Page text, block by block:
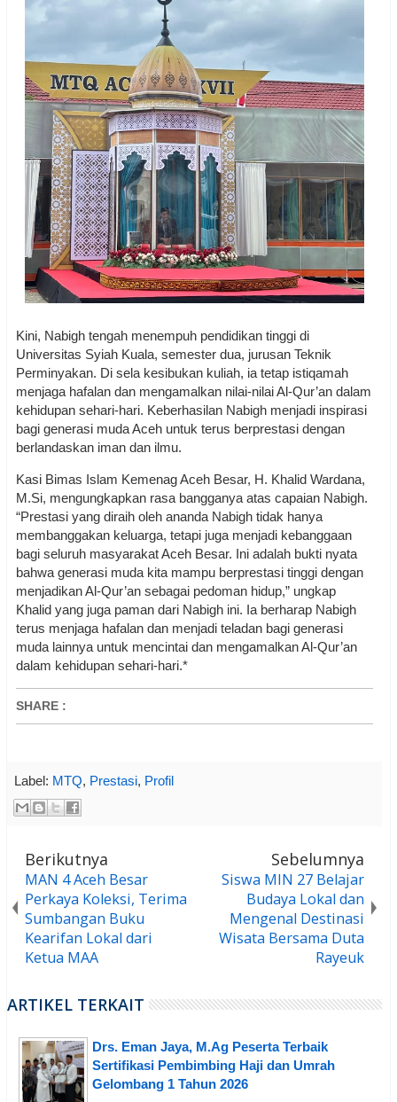
Kini, Nabigh tengah menempuh pendidikan tinggi di
Universitas Syiah Kuala, semester dua, jurusan Teknik
Perminyakan. Di sela kesibukan kuliah, ia tetap istiqamah
menjaga hafalan dan mengamalkan nilai-nilai Al-Qur’an dalam
kehidupan sehari-hari. Keberhasilan Nabigh menjadi inspirasi
bagi generasi muda Aceh untuk terus berprestasi dengan
berlandaskan iman dan ilmu.
Kasi Bimas Islam Kemenag Aceh Besar, H. Khalid Wardana,
M.Si, mengungkapkan rasa bangganya atas capaian Nabigh.
“Prestasi yang diraih oleh ananda Nabigh tidak hanya
membanggakan keluarga, tetapi juga menjadi kebanggaan
bagi seluruh masyarakat Aceh Besar. Ini adalah bukti nyata
bahwa generasi muda kita mampu berprestasi tinggi dengan
menjadikan Al-Qur’an sebagai pedoman hidup,” ungkap
Khalid yang juga paman dari Nabigh ini. Ia berharap Nabigh
terus menjaga hafalan dan menjadi teladan bagi generasi
muda lainnya untuk mencintai dan mengamalkan Al-Qur’an
dalam kehidupan sehari-hari.*
SHARE :
Label: MTQ, Prestasi, Profil
Berikutnya
MAN 4 Aceh Besar
Perkaya Koleksi, Terima
Sumbangan Buku
Kearifan Lokal dari
Ketua MAA
Sebelumnya
Siswa MIN 27 Belajar
Budaya Lokal dan
Mengenal Destinasi
Wisata Bersama Duta
Rayeuk
ARTIKEL TERKAIT
Drs. Eman Jaya, M.Ag Peserta Terbaik
Sertifikasi Pembimbing Haji dan Umrah
Gelombang 1 Tahun 2026